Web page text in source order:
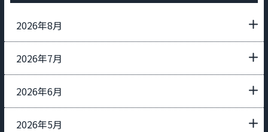
2026年8月
2026年7月
2026年6月
2026年5月